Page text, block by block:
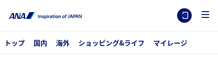
トップ 国内 海外 ショッピング&ライフ マイレージ